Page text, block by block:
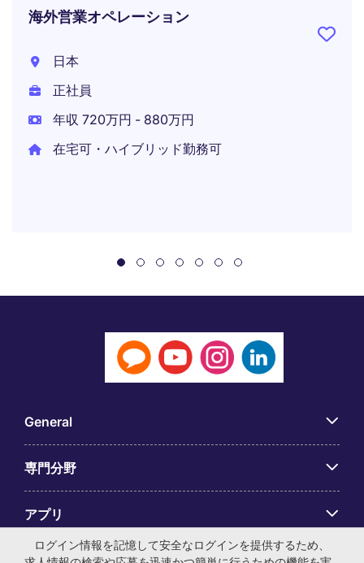
海外営業オペレーション
日本
正社員
年収 720万円 - 880万円
在宅可・ハイブリッド勤務可
General
専門分野
アプリ
ログイン情報を記憶して安全なログインを提供するため、